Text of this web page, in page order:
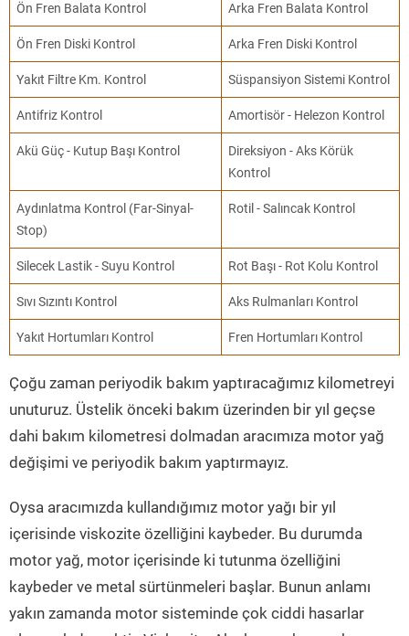
Ön Fren Balata Kontrol Arka Fren Balata Kontrol
Ön Fren Diski Kontrol Arka Fren Diski Kontrol
Yakıt Filtre Km. Kontrol Süspansiyon Sistemi Kontrol
Antifriz Kontrol Amortisör - Helezon Kontrol
Akü Güç - Kutup Başı Kontrol
Direksiyon - Aks Körük
Kontrol
Aydınlatma Kontrol (Far-Sinyal-
Stop)
Rotil - Salıncak Kontrol
Silecek Lastik - Suyu Kontrol Rot Başı - Rot Kolu Kontrol
Sıvı Sızıntı Kontrol Aks Rulmanları Kontrol
Yakıt Hortumları Kontrol Fren Hortumları Kontrol
Çoğu zaman periyodik bakım yaptıracağımız kilometreyi
unuturuz. Üstelik önceki bakım üzerinden bir yıl geçse
dahi bakım kilometresi dolmadan aracımıza motor yağ
değişimi ve periyodik bakım yaptırmayız.
Oysa aracımızda kullandığımız motor yağı bir yıl
içerisinde viskozite özelliğini kaybeder. Bu durumda
motor yağ, motor içerisinde ki tutunma özelliğini
kaybeder ve metal sürtünmeleri başlar. Bunun anlamı
yakın zamanda motor sisteminde çok ciddi hasarlar